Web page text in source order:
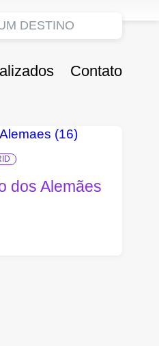
Contato
DESTINO
dos Alemães